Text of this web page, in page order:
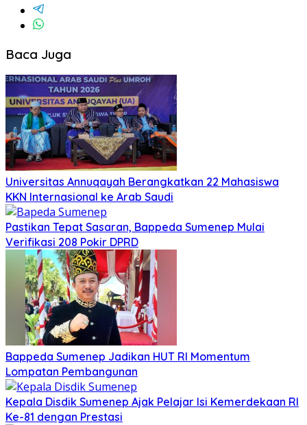
Baca Juga
Universitas Annuqayah Berangkatkan 22 Mahasiswa
KKN Internasional ke Arab Saudi
Pastikan Tepat Sasaran, Bappeda Sumenep Mulai
Verifikasi 208 Pokir DPRD
Bappeda Sumenep Jadikan HUT RI Momentum
Lompatan Pembangunan
Kepala Disdik Sumenep Ajak Pelajar Isi Kemerdekaan RI
Ke-81 dengan Prestasi